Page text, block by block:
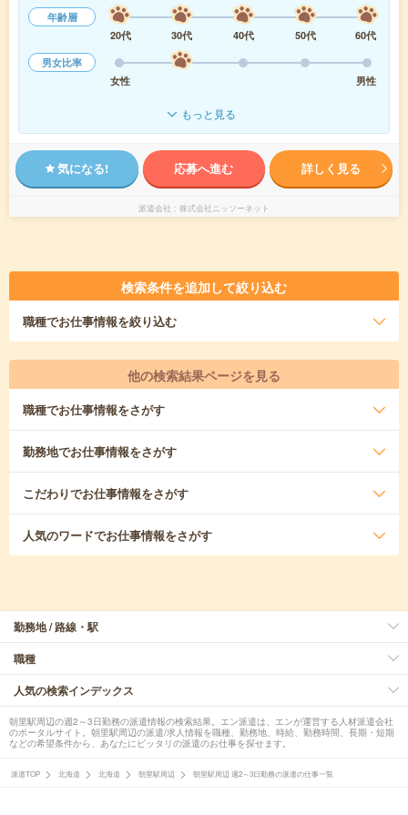
年齢層
20代
30代 40代 50代
60代
男女比率
女性
男性
もっと見る
気になる! 応募へ進む 詳しく見る
派遣会社 株式会社ニッソーネット
検索条件を追加して絞り込む
職種でお仕事情報を絞り込む
他の検索結果ページを見る
職種でお仕事情報をさがす
勤務地でお仕事情報をさがす
こだわりでお仕事情報をさがす
人気のワードでお仕事情報をさがす
勤務地 / 路線・駅
職種
人気の検索インデックス
朝里駅周辺の週2～3日勤務の派遣情報の検索結果。エン派遣は、エンが運営する人材派遣会社
のポータルサイト。朝里駅周辺の派遣/求人情報を職種、勤務地、時給、勤務時間、長期・短期
などの希望条件から、あなたにピッタリの派遣のお仕事を探せます。
派遣TOP 北海道 北海道 朝里駅周辺 朝里駅周辺 週2～3日勤務の派遣の仕事一覧